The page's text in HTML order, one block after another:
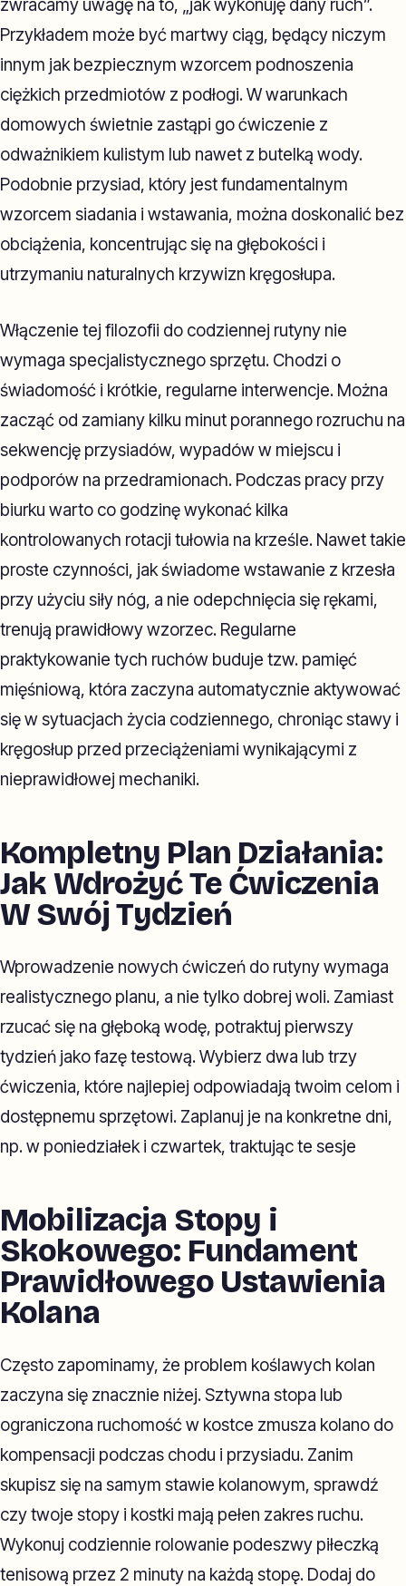
zwracamy uwagę na to, „jak wykonuję dany ruch”.
Przykładem może być martwy ciąg, będący niczym
innym jak bezpiecznym wzorcem podnoszenia
ciężkich przedmiotów z podłogi. W warunkach
domowych świetnie zastąpi go ćwiczenie z
odważnikiem kulistym lub nawet z butelką wody.
Podobnie przysiad, który jest fundamentalnym
wzorcem siadania i wstawania, można doskonalić bez
obciążenia, koncentrując się na głębokości i
utrzymaniu naturalnych krzywizn kręgosłupa.
Włączenie tej filozofii do codziennej rutyny nie
wymaga specjalistycznego sprzętu. Chodzi o
świadomość i krótkie, regularne interwencje. Można
zacząć od zamiany kilku minut porannego rozruchu na
sekwencję przysiadów, wypadów w miejscu i
podporów na przedramionach. Podczas pracy przy
biurku warto co godzinę wykonać kilka
kontrolowanych rotacji tułowia na krześle. Nawet takie
proste czynności, jak świadome wstawanie z krzesła
przy użyciu siły nóg, a nie odepchnięcia się rękami,
trenują prawidłowy wzorzec. Regularne
praktykowanie tych ruchów buduje tzw. pamięć
mięśniową, która zaczyna automatycznie aktywować
się w sytuacjach życia codziennego, chroniąc stawy i
kręgosłup przed przeciążeniami wynikającymi z
nieprawidłowej mechaniki.
Kompletny Plan Działania:
Jak Wdrożyć Te Ćwiczenia
W Swój Tydzień
Wprowadzenie nowych ćwiczeń do rutyny wymaga
realistycznego planu, a nie tylko dobrej woli. Zamiast
rzucać się na głęboką wodę, potraktuj pierwszy
tydzień jako fazę testową. Wybierz dwa lub trzy
ćwiczenia, które najlepiej odpowiadają twoim celom i
dostępnemu sprzętowi. Zaplanuj je na konkretne dni,
np. w poniedziałek i czwartek, traktując te sesje
Mobilizacja Stopy i
Skokowego: Fundament
Prawidłowego Ustawienia
Kolana
Często zapominamy, że problem koślawych kolan
zaczyna się znacznie niżej. Sztywna stopa lub
ograniczona ruchomość w kostce zmusza kolano do
kompensacji podczas chodu i przysiadu. Zanim
skupisz się na samym stawie kolanowym, sprawdź
czy twoje stopy i kostki mają pełen zakres ruchu.
Wykonuj codziennie rolowanie podeszwy piłeczką
tenisową przez 2 minuty na każdą stopę. Dodaj do